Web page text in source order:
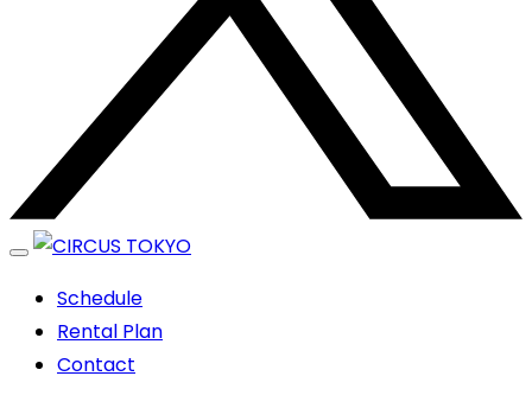
CIRCUS TOKYO
エンターテイメントスペース
Schedule
Rental Plan
Contact